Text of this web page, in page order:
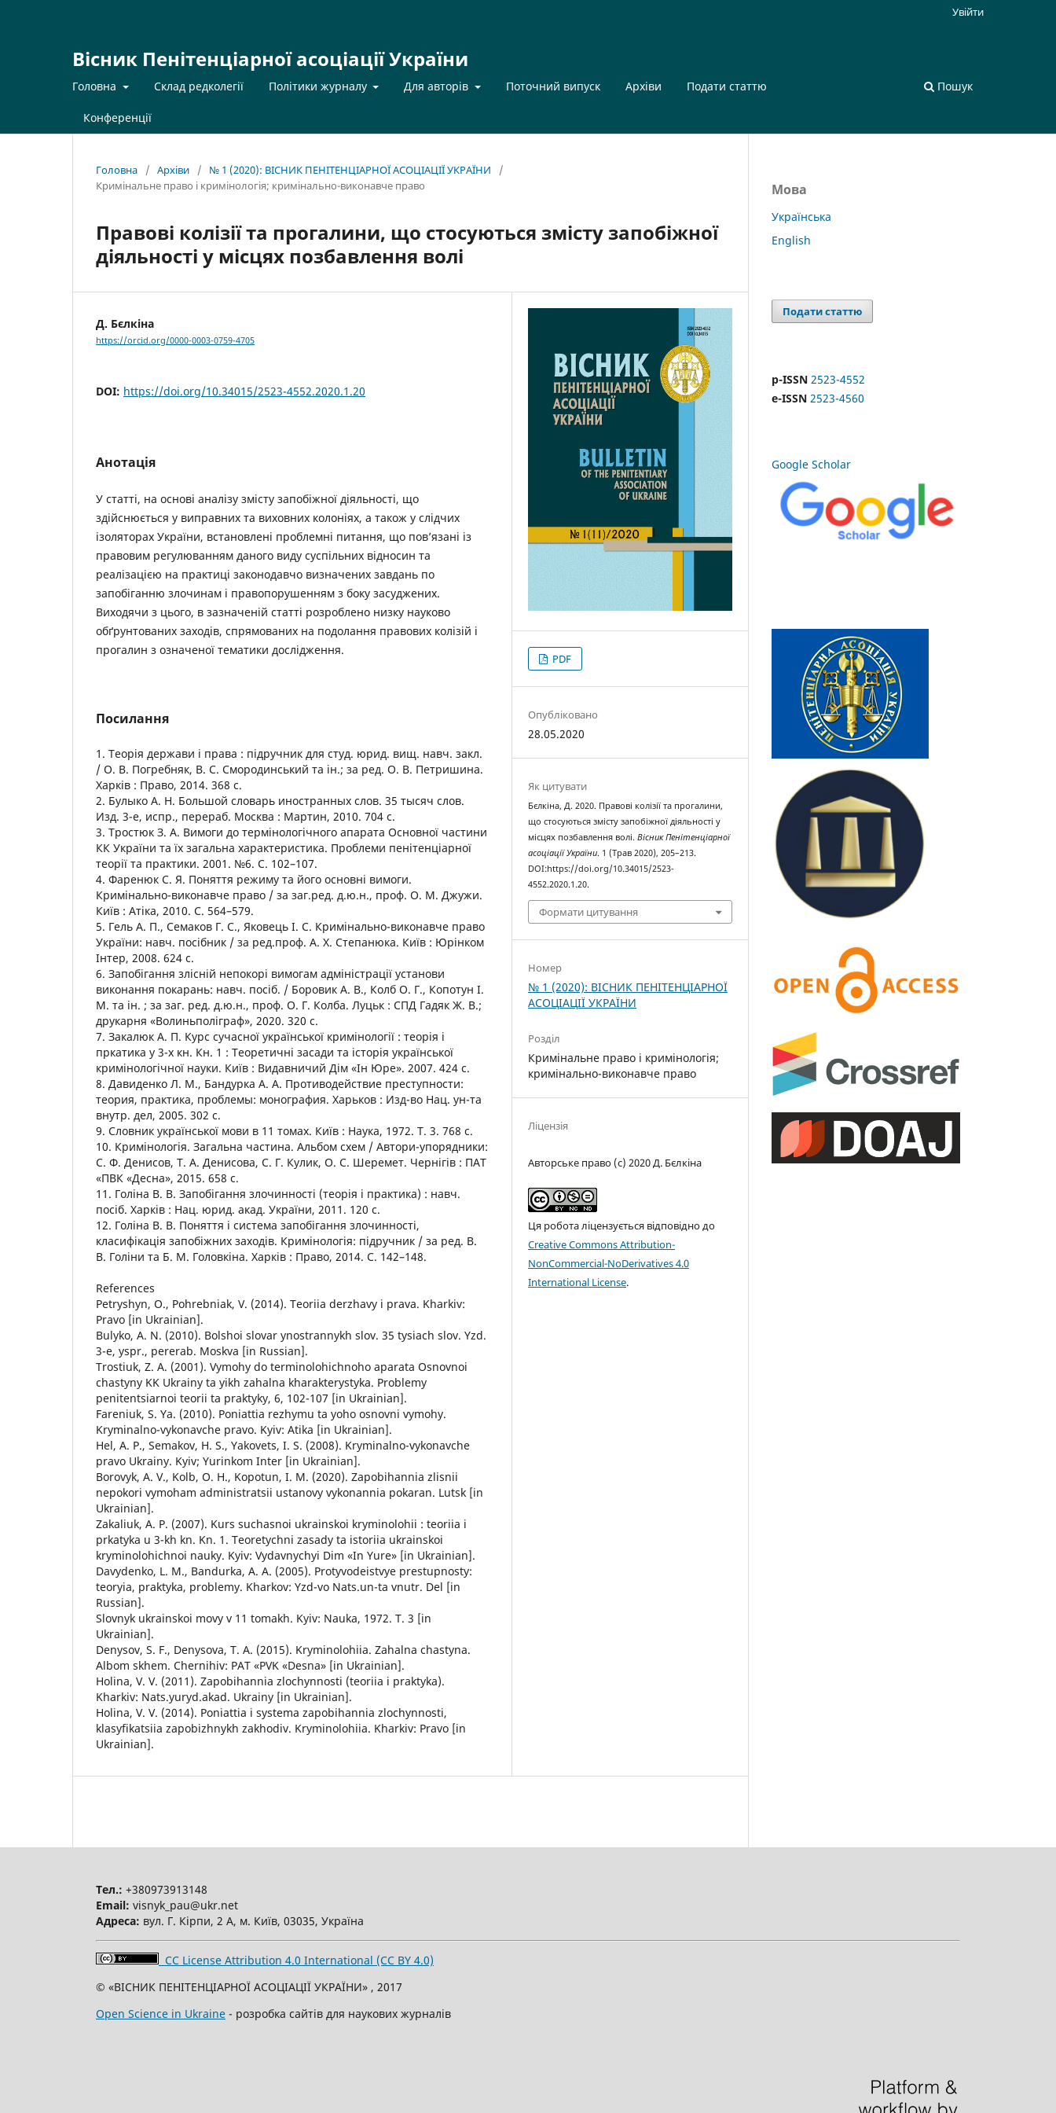
Вісник Пенітенціарної асоціації України
Головна Склад редколегії Політики журналу Для авторів Поточний випуск Архіви Подати статтю
Конференції
Пошук
Увійти
Головна / Архіви / № 1 (2020): ВІСНИК ПЕНІТЕНЦІАРНОЇ АСОЦІАЦІЇ УКРАЇНИ
/
Кримінальне право і кримінологія; кримінально-виконавче право
Правові колізії та прогалини, що стосуються змісту запобіжної
діяльності у місцях позбавлення волі
Д. Бєлкіна
https://orcid.org/0000-0003-0759-4705
DOI: https://doi.org/10.34015/2523-4552.2020.1.20
Анотація
У статті, на основі аналізу змісту запобіжної діяльності, що
здійснюється у виправних та виховних колоніях, а також у слідчих
ізоляторах України, встановлені проблемні питання, що пов’язані із
правовим регулюванням даного виду суспільних відносин та
реалізацією на практиці законодавчо визначених завдань по
запобіганню злочинам і правопорушенням з боку засуджених.
Виходячи з цього, в зазначеній статті розроблено низку науково
обґрунтованих заходів, спрямованих на подолання правових колізій і
прогалин з означеної тематики дослідження.
Посилання
1. Теорія держави і права : підручник для студ. юрид. вищ. навч. закл.
/ О. В. Погребняк, В. С. Смородинський та ін.; за ред. О. В. Петришина.
Харків : Право, 2014. 368 с.
2. Булыко А. Н. Большой словарь иностранных слов. 35 тысяч слов.
Изд. 3-е, испр., перераб. Москва : Мартин, 2010. 704 с.
3. Тростюк З. А. Вимоги до термінологічного апарата Основної частини
КК України та їх загальна характеристика. Проблеми пенітенціарної
теорії та практики. 2001. №6. С. 102–107.
4. Фаренюк С. Я. Поняття режиму та його основні вимоги.
Кримінально-виконавче право / за заг.ред. д.ю.н., проф. О. М. Джужи.
Київ : Атіка, 2010. С. 564–579.
5. Гель А. П., Семаков Г. С., Яковець І. С. Кримінально-виконавче право
України: навч. посібник / за ред.проф. А. Х. Степанюка. Київ : Юрінком
Інтер, 2008. 624 с.
6. Запобігання злісній непокорі вимогам адміністрації установи
виконання покарань: навч. посіб. / Боровик А. В., Колб О. Г., Копотун І.
М. та ін. ; за заг. ред. д.ю.н., проф. О. Г. Колба. Луцьк : СПД Гадяк Ж. В.;
друкарня «Волиньполіграф», 2020. 320 с.
7. Закалюк А. П. Курс сучасної української кримінології : теорія і
пркатика у 3-х кн. Кн. 1 : Теоретичні засади та історія української
кримінологічної науки. Київ : Видавничий Дім «Ін Юре». 2007. 424 с.
8. Давиденко Л. М., Бандурка А. А. Противодействие преступности:
теория, практика, проблемы: монография. Харьков : Изд-во Нац. ун-та
внутр. дел, 2005. 302 с.
9. Словник української мови в 11 томах. Київ : Наука, 1972. Т. 3. 768 с.
10. Кримінологія. Загальна частина. Альбом схем / Автори-упорядники:
С. Ф. Денисов, Т. А. Денисова, С. Г. Кулик, О. С. Шеремет. Чернігів : ПАТ
«ПВК «Десна», 2015. 658 с.
11. Голіна В. В. Запобігання злочинності (теорія і практика) : навч.
посіб. Харків : Нац. юрид. акад. України, 2011. 120 с.
12. Голіна В. В. Поняття і система запобігання злочинності,
класифікація запобіжних заходів. Кримінологія: підручник / за ред. В.
В. Голіни та Б. М. Головкіна. Харків : Право, 2014. С. 142–148.
References
Petryshyn, O., Pohrebniak, V. (2014). Teoriia derzhavy i prava. Kharkiv:
Pravo [in Ukrainian].
Bulyko, A. N. (2010). Bolshoi slovar ynostrannykh slov. 35 tysiach slov. Yzd.
3-e, yspr., pererab. Moskva [in Russian].
Trostiuk, Z. A. (2001). Vymohy do terminolohichnoho aparata Osnovnoi
chastyny KK Ukrainy ta yikh zahalna kharakterystyka. Problemy
penitentsiarnoi teorii ta praktyky, 6, 102-107 [in Ukrainian].
Fareniuk, S. Ya. (2010). Poniattia rezhymu ta yoho osnovni vymohy.
Kryminalno-vykonavche pravo. Kyiv: Atika [in Ukrainian].
Hel, A. P., Semakov, H. S., Yakovets, I. S. (2008). Kryminalno-vykonavche
pravo Ukrainy. Kyiv; Yurinkom Inter [in Ukrainian].
Borovyk, A. V., Kolb, O. H., Kopotun, I. M. (2020). Zapobihannia zlisnii
nepokori vymoham administratsii ustanovy vykonannia pokaran. Lutsk [in
Ukrainian].
Zakaliuk, A. P. (2007). Kurs suchasnoi ukrainskoi kryminolohii : teoriia i
prkatyka u 3-kh kn. Kn. 1. Teoretychni zasady ta istoriia ukrainskoi
kryminolohichnoi nauky. Kyiv: Vydavnychyi Dim «In Yure» [in Ukrainian].
Davydenko, L. M., Bandurka, A. A. (2005). Protyvodeistvye prestupnosty:
teoryia, praktyka, problemy. Kharkov: Yzd-vo Nats.un-ta vnutr. Del [in
Russian].
Slovnyk ukrainskoi movy v 11 tomakh. Kyiv: Nauka, 1972. T. 3 [in
Ukrainian].
Denysov, S. F., Denysovа, T. A. (2015). Kryminolohiia. Zahalna chastyna.
Albom skhem. Chernihiv: PAT «PVK «Desna» [in Ukrainian].
Holina, V. V. (2011). Zapobihannia zlochynnosti (teoriia i praktyka).
Kharkiv: Nats.yuryd.akad. Ukrainy [in Ukrainian].
Holina, V. V. (2014). Poniattia i systema zapobihannia zlochynnosti,
klasyfikatsiia zapobizhnykh zakhodiv. Kryminolohiia. Kharkiv: Pravo [in
Ukrainian].
PDF
Опубліковано
28.05.2020
Як цитувати
Бєлкіна, Д. 2020. Правові колізії та прогалини,
що стосуються змісту запобіжної діяльності у
місцях позбавлення волі.Вісник Пенітенціарної
асоціації України. 1 (Трав 2020), 205–213.
DOI:https://doi.org/10.34015/2523-
4552.2020.1.20.
Формати цитування
Номер
№ 1 (2020): ВІСНИК ПЕНІТЕНЦІАРНОЇ
АСОЦІАЦІЇ УКРАЇНИ
Розділ
Кримінальне право і кримінологія;
кримінально-виконавче право
Ліцензія
Авторське право (c) 2020 Д. Бєлкіна
Ця робота ліцензується відповідно до
Creative Commons Attribution-
NonCommercial-NoDerivatives 4.0
International License.
Мова
Українська
English
Подати статтю
p-ISSN 2523-4552
e-ISSN 2523-4560
Google Scholar
Тел.: +380973913148
Email: visnyk_pau@ukr.net
Адреса: вул. Г. Кірпи, 2 А, м. Київ, 03035, Україна
CC License Attribution 4.0 International (CC BY 4.0)
© «ВІСНИК ПЕНІТЕНЦІАРНОЇ АСОЦІАЦІЇ УКРАЇНИ» , 2017
Open Science in Ukraine - розробка сайтів для наукових журналів